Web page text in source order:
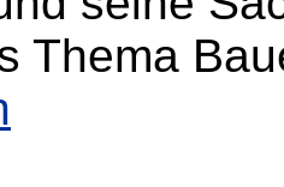
Thema